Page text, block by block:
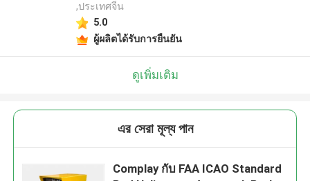
,ประเทศจีน
5.0
ผู้ผลิตได้รับการยืนยัน
ดูเพิ่มเติม
এর সেরা মূল্য পান
Complay กับ FAA ICAO Standard